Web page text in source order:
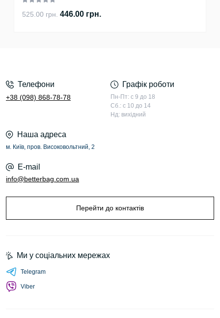
525.00 грн. 446.00 грн.
Телефони
+38 (098) 868-78-78
Графік роботи
Пн-Пт: с 9 до 18
Сб.: с 10 до 14
Нд: вихідний
Наша адреса
м. Київ, пров. Високовольтний, 2
E-mail
info@betterbag.com.ua
Перейти до контактів
Ми у соціальних мережах
Telegram
Viber